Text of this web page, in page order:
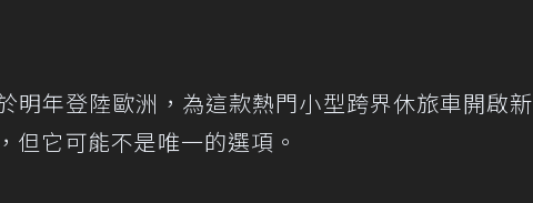
明年登陸歐洲，為這款熱門小型跨界休旅車開啟新
但它可能不是唯一的選項。